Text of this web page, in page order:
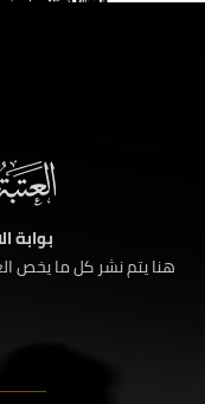
بوابة
هنا يتم نشر كل ما يخص